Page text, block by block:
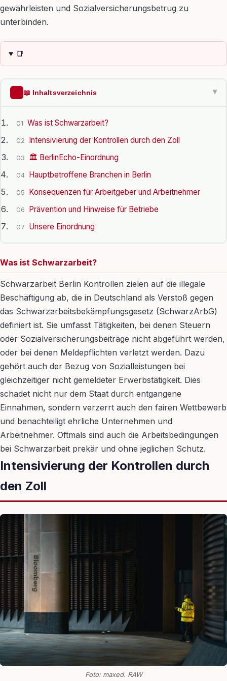
gewährleisten und Sozialversicherungsbetrug zu
unterbinden.
📑
📖 Inhaltsverzeichnis ▶
01 Was ist Schwarzarbeit?
02 Intensivierung der Kontrollen durch den Zoll
03 🏛️ BerlinEcho-Einordnung
04 Hauptbetroffene Branchen in Berlin
05 Konsequenzen für Arbeitgeber und Arbeitnehmer
06 Prävention und Hinweise für Betriebe
07 Unsere Einordnung
Was ist Schwarzarbeit?
Schwarzarbeit Berlin Kontrollen zielen auf die illegale
Beschäftigung ab, die in Deutschland als Verstoß gegen
das Schwarzarbeitsbekämpfungsgesetz (SchwarzArbG)
definiert ist. Sie umfasst Tätigkeiten, bei denen Steuern
oder Sozialversicherungsbeiträge nicht abgeführt werden,
oder bei denen Meldepflichten verletzt werden. Dazu
gehört auch der Bezug von Sozialleistungen bei
gleichzeitiger nicht gemeldeter Erwerbstätigkeit. Dies
schadet nicht nur dem Staat durch entgangene
Einnahmen, sondern verzerrt auch den fairen Wettbewerb
und benachteiligt ehrliche Unternehmen und
Arbeitnehmer. Oftmals sind auch die Arbeitsbedingungen
bei Schwarzarbeit prekär und ohne jeglichen Schutz.
Intensivierung der Kontrollen durch
den Zoll
Foto: maxed. RAW